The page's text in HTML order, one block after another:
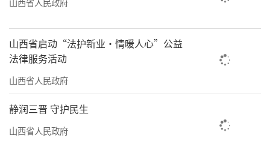
西省实验室主任、高速飞车项目总师毛凯表
示，高速飞车项目可助力以车辆制造为代表的
先进制造业、以飞轮储能为代表的新能源产
业、以直线电机大功率变流器为代表的电力电
子产业、以智能巡检为代表的人工智能产业、
以数字孪生为代表的信息技术产业等关联产业
山西省启动“法护新业·情暖人心”公益
法律服务活动
山西省人民政府
静润三晋 守护民生
山西省人民政府